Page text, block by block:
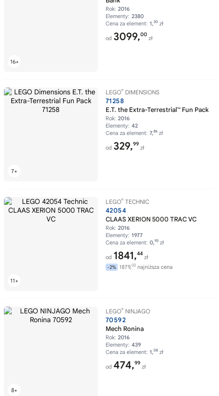
Rok: 2016
Elementy: 2380
Cena za element: 1,30 zł
od 3099,00
zł
LEGO® DIMENSIONS
71258
E.T. the Extra-Terrestrial™ Fun Pack
Rok: 2016
Elementy: 42
Cena za element: 7,86 zł
od 329,99
zł
LEGO® TECHNIC
42054
CLAAS XERION 5000 TRAC VC
Rok: 2016
Elementy: 1977
Cena za element: 0,93 zł
od 1841,44
zł
-2% 1879,02 najniższa cena
LEGO® NINJAGO
70592
Mech Ronina
Rok: 2016
Elementy: 439
Cena za element: 1,08 zł
od 474,99
zł